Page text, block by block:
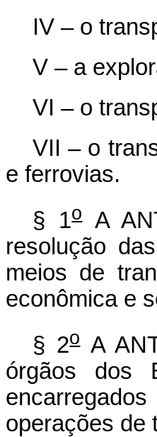
IV – o
V – a
VI – o
VII – o
e ferrovias.
§ 1oA
resolução
meios de
econômica e
§ 2oA
órgãos dos
operações de